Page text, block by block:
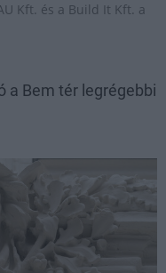
Kft. és a Build It Kft. a
a Bem tér legrégebbi